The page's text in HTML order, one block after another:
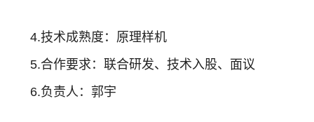
4.技术成熟度：原理样机
5.合作要求：联合研发、技术入股、面议
6.负责人：郭宇